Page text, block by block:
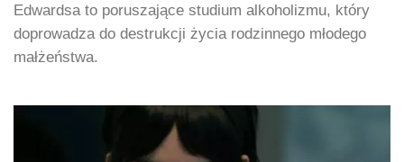
Edwardsa to poruszające studium alkoholizmu, który
doprowadza do destrukcji życia rodzinnego młodego
małżeństwa.